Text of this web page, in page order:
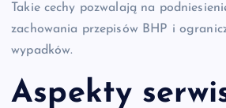
Takie cechy pozwalają na
zachowania przepisów BHP i
wypadków.
Aspekty